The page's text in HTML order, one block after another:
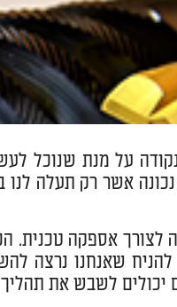
על מנת שנוכל
אשר רק תעלה לנו
אספקה טכנית.
שאנחנו נרצה
יכולים לשבש את